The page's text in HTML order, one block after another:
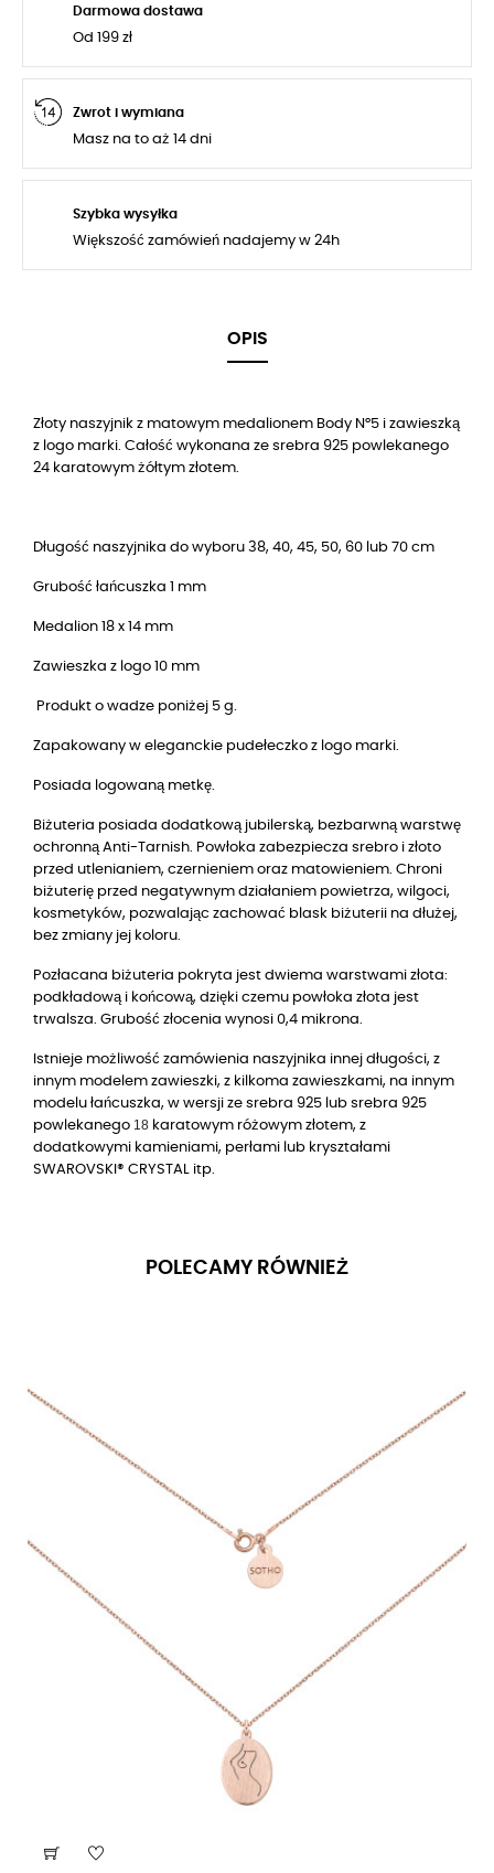
Darmowa dostawa
Od 199 zł
Zwrot i wymiana
Masz na to aż 14 dni
Szybka wysyłka
Większość zamówień nadajemy w 24h
OPIS
Złoty naszyjnik z matowym medalionem Body N°5 i zawieszką
z logo marki. Całość wykonana ze srebra 925 powlekanego
24 karatowym żółtym złotem.
Długość naszyjnika do wyboru 38, 40, 45, 50, 60 lub 70 cm
Grubość łańcuszka 1 mm
Medalion 18 x 14 mm
Zawieszka z logo 10 mm
Produkt o wadze poniżej 5 g.
Zapakowany w eleganckie pudełeczko z logo marki.
Posiada logowaną metkę.
Biżuteria posiada dodatkową jubilerską, bezbarwną warstwę
ochronną Anti-Tarnish. Powłoka zabezpiecza srebro i złoto
przed utlenianiem, czernieniem oraz matowieniem. Chroni
biżuterię przed negatywnym działaniem powietrza, wilgoci,
kosmetyków, pozwalając zachować blask biżuterii na dłużej,
bez zmiany jej koloru.
Pozłacana biżuteria pokryta jest dwiema warstwami złota:
podkładową i końcową, dzięki czemu powłoka złota jest
trwalsza. Grubość złocenia wynosi 0,4 mikrona.
Istnieje możliwość zamówienia naszyjnika innej długości, z
innym modelem zawieszki, z kilkoma zawieszkami, na innym
modelu łańcuszka, w wersji ze srebra 925 lub srebra 925
powlekanego 18 karatowym różowym złotem, z
dodatkowymi kamieniami, perłami lub kryształami
SWAROVSKI® CRYSTAL itp.
POLECAMY RÓWNIEŻ